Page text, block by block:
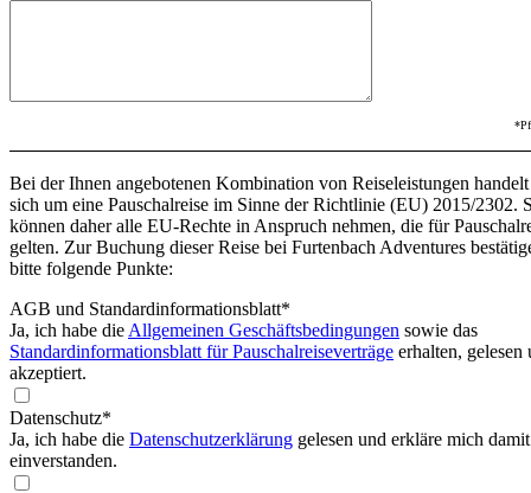
Bei der Ihnen angebotenen Kombination von Reiseleistungen handelt
sich um eine Pauschalreise im Sinne der Richtlinie (EU) 2015/2302.
können daher alle EU-Rechte in Anspruch nehmen, die für
gelten. Zur Buchung dieser Reise bei Furtenbach Adventures
bitte folgende Punkte:
AGB und Standardinformationsblatt*
Ja, ich habe die Allgemeinen Geschäftsbedingungen sowie das
Standardinformationsblatt für Pauschalreiseverträge erhalten, gelesen
akzeptiert.
Datenschutz*
Ja, ich habe die Datenschutzerklärung gelesen und erkläre mich damit
einverstanden.